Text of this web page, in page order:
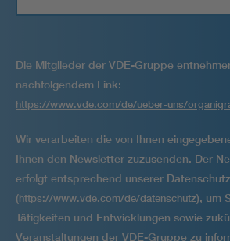
Die Mitglieder der VDE-Gruppe
nachfolgendem Link:
https://www.vde.com/de/ueber-uns/
Wir verarbeiten die von Ihnen
Ihnen den Newsletter zuzusenden. Der
erfolgt entsprechend unserer
(https://www.vde.com/de/datenschutz), um
Tätigkeiten und Entwicklungen sowie
Veranstaltungen der VDE-Gruppe zu